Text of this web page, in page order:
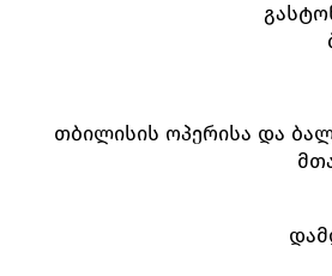
თბილისის ოპერისა და